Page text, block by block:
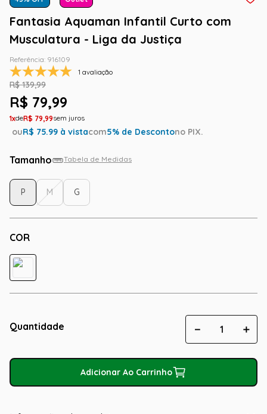
Fantasia Aquaman Infantil Curto com
Musculatura - Liga da Justiça
Referência: 916109
1 avaliação
R$ 139,99
R$ 79,99
1 R$ 79,99
ouR$ 75.99 à vistacom5% de Descontono PIX.
Tamanho Tabela de Medidas
COR
P M G
Quantidade ＋
－
Adicionar Ao Carrinho